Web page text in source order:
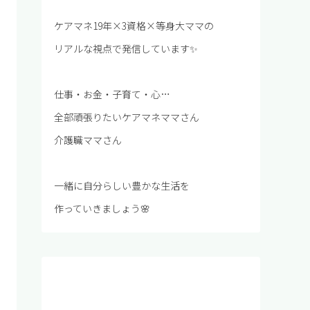
ケアマネ19年×3資格×等身大ママの
リアルな視点で発信しています✨
仕事・お金・子育て・心…
全部頑張りたいケアマネママさん
介護職ママさん
一緒に自分らしい豊かな生活を
作っていきましょう🌸